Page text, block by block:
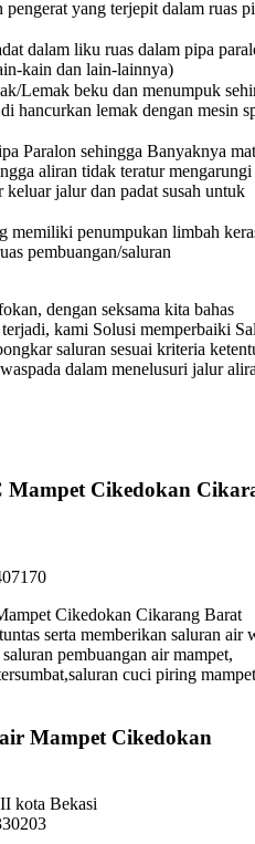
yang terjepit dalam ruas
dalam liku ruas dalam pipa
kain dan lain-lainnya)
Lemak beku dan menumpuk
hancurkan lemak dengan mesin
Paralon sehingga Banyaknya
aliran tidak teratur mengarungi
keluar jalur dan padat susah untuk
memiliki penumpukan limbah
pembuangan/saluran
dengan seksama kita bahas
kami Solusi memperbaiki
saluran sesuai kriteria
dalam menelusuri jalur
Mampet Cikedokan
Cikedokan Cikarang Barat
serta memberikan saluran air
pembuangan air mampet,
cuci piring mampet
Mampet Cikedokan
kota Bekasi